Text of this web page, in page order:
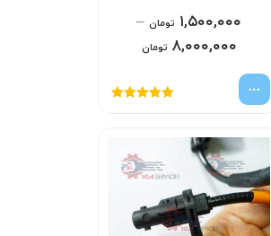
۱,۵۰۰,۰۰۰ تومان –
۸,۰۰۰,۰۰۰ تومان